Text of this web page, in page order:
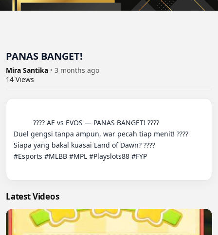
PANAS BANGET!
Mira Santika • 3 months ago
14 Views
Duel gengsi tanpa ampun, war pecah tiap menit! ????
Siapa yang bakal kuasai Land of Dawn? ????
#Esports #MLBB #MPL #Playslots88 #FYP
Latest Videos